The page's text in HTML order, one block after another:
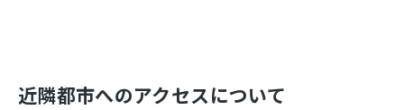
近隣都市へのアクセスについて